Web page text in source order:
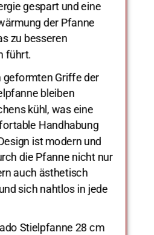
gespart und eine
der Pfanne
zu besseren
führt.
geformten Griffe der
bleiben
kühl, was eine
Handhabung
ist modern und
die Pfanne nicht nur
auch ästhetisch
sich nahtlos in jede
Stielpfanne 28 cm